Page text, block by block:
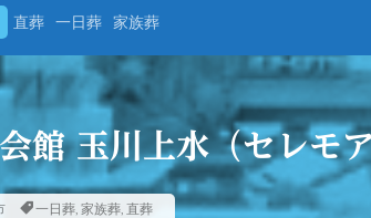
直葬 一日葬 家族葬
館 玉川上水（セレモ
一日葬, 家族葬, 直葬